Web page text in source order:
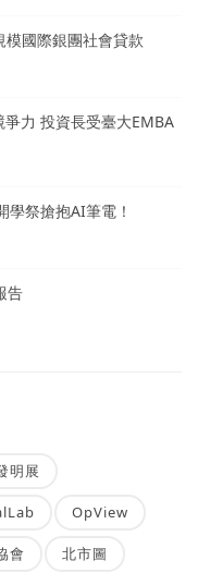
國際銀團社會貸款
力 投資長受臺大EMBA
學祭搶抱AI筆電！
告
明展
OpView
會 北市圖